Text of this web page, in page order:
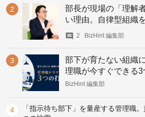
部長が現場の「理解
い理由。自律型組織
務
2 BizHint 編集部
部下が育たない組織
理職が今すぐできる
BizHint 編集部
「指示待ち部下」を量産する管理職